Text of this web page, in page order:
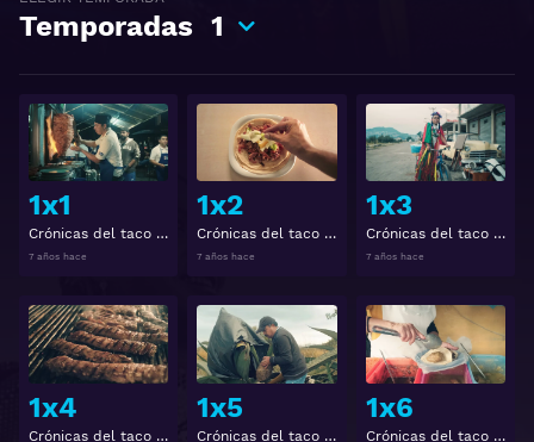
Temporadas 1
1x1
Crónicas del taco Temporada 1 Capitulo 1
7 años hace
1x2
Crónicas del taco Temporada 1 Capitulo 2
7 años hace
1x3
Crónicas del taco Temporada 1 Capitulo 3
7 años hace
1x4
Crónicas del taco Temporada 1 Capitulo 4
Ver
1x5
Crónicas del taco Temporada 1 Capitulo 5
Ver
1x6
Crónicas del taco Temporada 1 Capitulo 6